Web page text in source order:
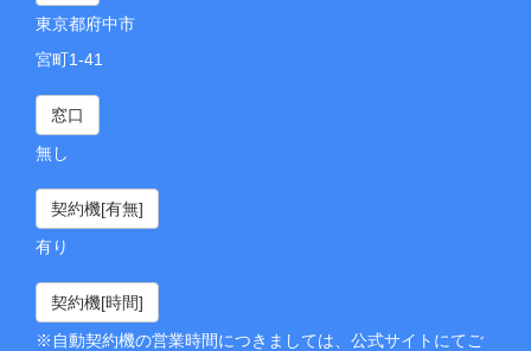
東京都府中市
宮町1-41
窓口
無し
契約機[有無]
有り
契約機[時間]
※自動契約機の営業時間につきましては、公式サイトにてご